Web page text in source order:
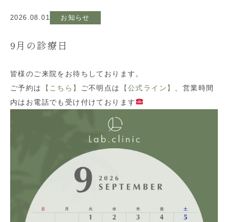
2026.08.01 お知らせ
9月の診療日
皆様のご来院をお待ちしております。
ご予約は
【こちら】 ご不明点は 【公式ライン】
、営業時間
内はお電話でも受け付けております